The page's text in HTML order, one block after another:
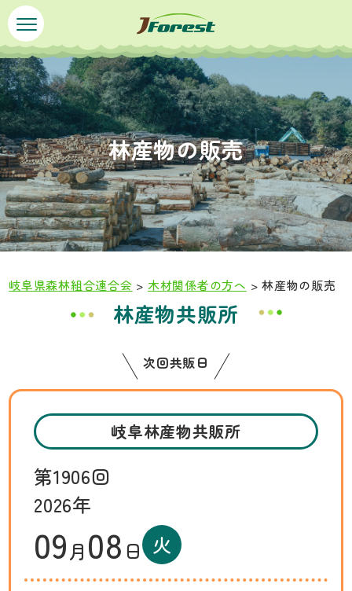
ペ
ー
ジ
の
先
頭
で
す
。
メ
ニ
ュ
ー
を
飛
ば
し
て
本
文
へ
林産物の販売
岐阜県森林組合連合会 > 木材関係者の方へ >林産物の販売
林産物共販所
次回共販日
岐阜林産物共販所
第1906回
2026年
09月 08 日 火